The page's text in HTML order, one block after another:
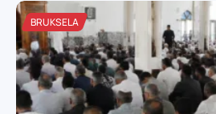
BRUKSELA